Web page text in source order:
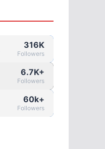
316K
Followers
6.7K+
Followers
60k+
Followers